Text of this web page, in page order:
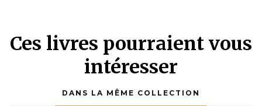
Ces livres pourraient vous
intéresser
DANS LA MÊME COLLECTION